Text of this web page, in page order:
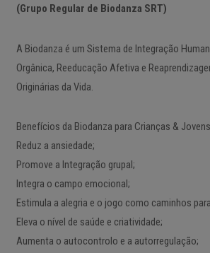
(Grupo Regular de Biodanza SRT)
A Biodanza é um Sistema de Integração
Orgânica, Reeducação Afetiva e
Originárias da Vida.
Benefícios da Biodanza para Crianças &
Reduz a ansiedade;
Promove a Integração grupal;
Integra o campo emocional;
Estimula a alegria e o jogo como caminhos
Eleva o nível de saúde e criatividade;
Aumenta o autocontrolo e a autorregulação;